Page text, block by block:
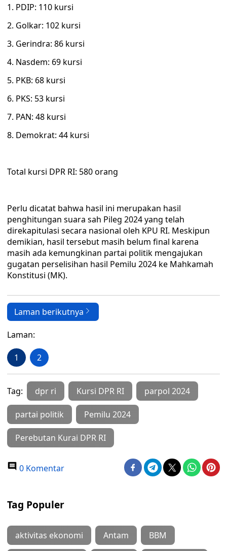
1. PDIP: 110 kursi
2. Golkar: 102 kursi
3. Gerindra: 86 kursi
4. Nasdem: 69 kursi
5. PKB: 68 kursi
6. PKS: 53 kursi
7. PAN: 48 kursi
8. Demokrat: 44 kursi
Total kursi DPR RI: 580 orang
Perlu dicatat bahwa hasil ini merupakan hasil
penghitungan suara sah Pileg 2024 yang telah
direkapitulasi secara nasional oleh KPU RI. Meskipun
demikian, hasil tersebut masih belum final karena
masih ada kemungkinan partai politik mengajukan
gugatan perselisihan hasil Pemilu 2024 ke Mahkamah
Konstitusi (MK).
Laman berikutnya
Laman:
1 2
Tag: dpr ri Kursi DPR RI parpol 2024
partai politik Pemilu 2024
Perebutan Kurai DPR RI
0 Komentar
Tag Populer
aktivitas ekonomi Antam BBM